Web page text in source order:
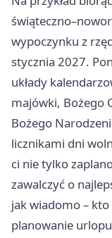
wypoczynku z
stycznia 2027.
układy
majówki, Bożego
Bożego
licznikami dni
ci nie tylko
zawalczyć o
jak wiadomo – kto
planowanie